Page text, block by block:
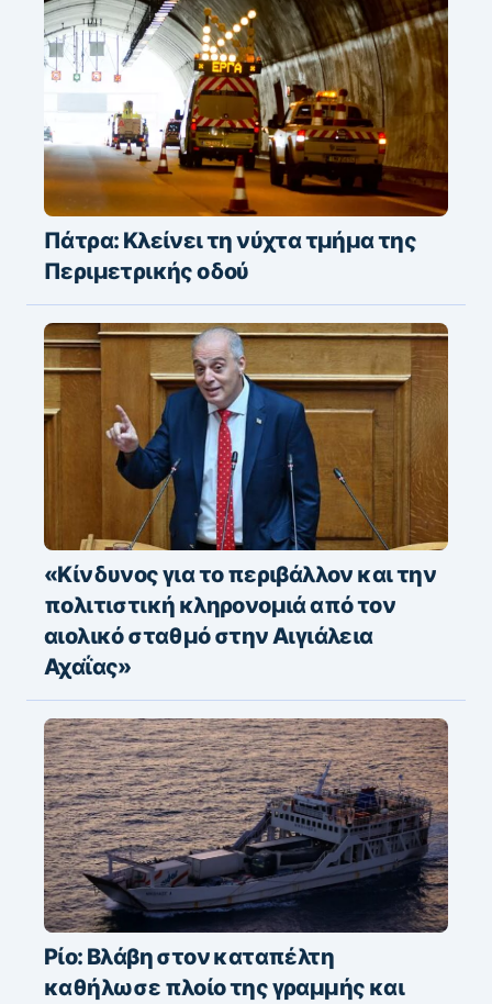
Πάτρα: Κλείνει τη νύχτα τμήμα της
Περιμετρικής οδού
«Κίνδυνος για το περιβάλλον και την
πολιτιστική κληρονομιά από τον
αιολικό σταθμό στην Αιγιάλεια
Αχαΐας»
Ρίο: Βλάβη στον καταπέλτη
καθήλωσε πλοίο της γραμμής και